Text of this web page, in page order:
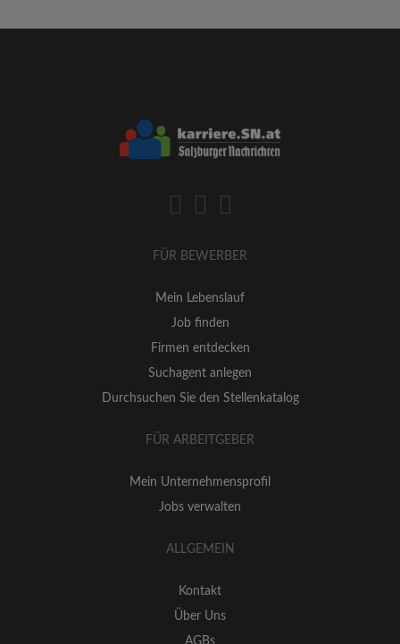
FÜR BEWERBER
Mein Lebenslauf
Job finden
Firmen entdecken
Suchagent anlegen
Durchsuchen Sie den Stellenkatalog
FÜR ARBEITGEBER
Mein Unternehmensprofil
Jobs verwalten
ALLGEMEIN
Kontakt
Über Uns
AGBs